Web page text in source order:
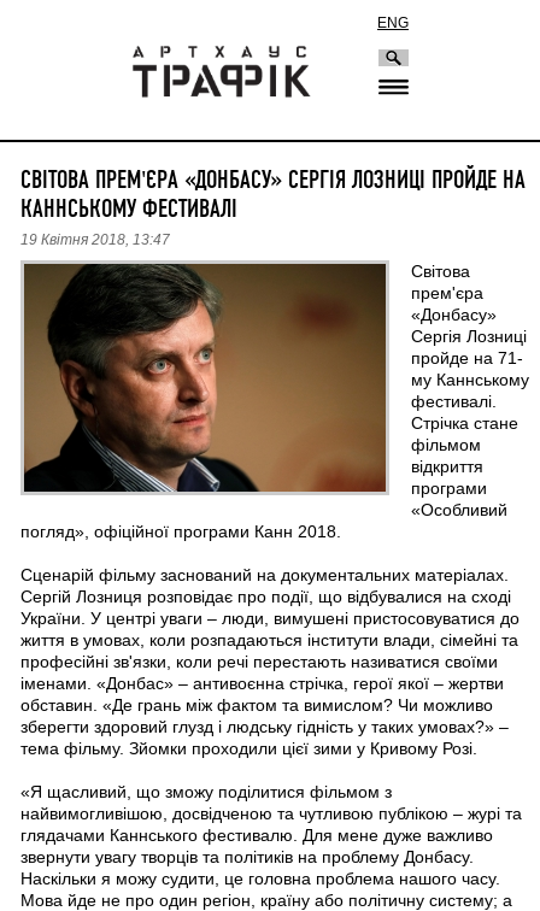
ENG
СВІТОВА ПРЕМ'ЄРА «ДОНБАСУ» СЕРГІЯ ЛОЗНИЦІ ПРОЙДЕ НА
КАННСЬКОМУ ФЕСТИВАЛІ
19 Квітня 2018, 13:47
Світова
прем'єра
«Донбасу»
Сергія Лозниці
пройде на 71-
му Каннському
фестивалі.
Стрічка стане
фільмом
відкриття
програми
«Особливий
погляд», офіційної програми Канн 2018.
Сценарій фільму заснований на документальних матеріалах.
Сергій Лозниця розповідає про події, що відбувалися на сході
України. У центрі уваги – люди, вимушені пристосовуватися до
життя в умовах, коли розпадаються інститути влади, сімейні та
професійні зв'язки, коли речі перестають називатися своїми
іменами. «Донбас» – антивоєнна стрічка, герої якої – жертви
обставин. «Де грань між фактом та вимислом? Чи можливо
зберегти здоровий глузд і людську гідність у таких умовах?» –
тема фільму. Зйомки проходили цієї зими у Кривому Розі.
«Я щасливий, що зможу поділитися фільмом з
найвимогливішою, досвідченою та чутливою публікою – журі та
глядачами Каннського фестивалю. Для мене дуже важливо
звернути увагу творців та політиків на проблему Донбасу.
Наскільки я можу судити, це головна проблема нашого часу.
Мова йде не про один регіон, країну або політичну систему; а